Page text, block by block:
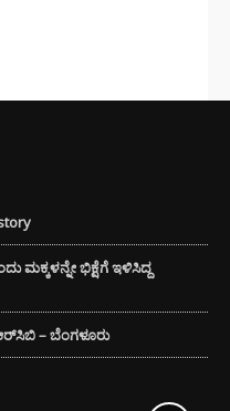
ಮಕ್ಕಳನ್ನೇ ಭಿಕ್ಷೆಗೆ ಇಳಿಸಿದ್ದ
– ಬೆಂಗಳೂರು